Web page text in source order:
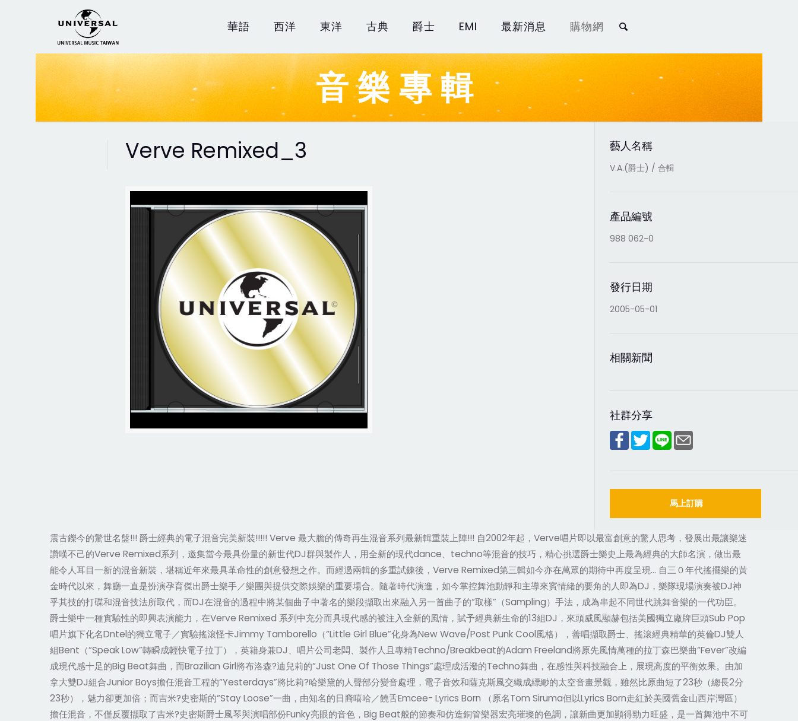
華語 西洋 東洋 古典 爵士 EMI 最新消息 購物網
音樂專輯
Verve Remixed_3 藝人名稱
V.A.(爵士) / 合輯
產品編號
988 062-0
發行日期
2005-05-01
相關新聞
社群分享
馬上訂購
震古鑠今的驚世名盤!!! 爵士經典的電子混音完美新裝!!!!! Verve 最大膽的傳奇再生混音系列最新輯重裝上陣!!! 自2002年起，Verve唱片即以最富創意的驚人思考，發展出最讓樂迷
讚嘆不己的Verve Remixed系列，邀集當今最具份量的新世代DJ群與製作人，用全新的現代dance、techno等混音的技巧，精心挑選爵士樂史上最為經典的大師名演，做出最
能令人耳目一新的混音新裝，堪稱近年來最具革命性的創意發想之作。而經過兩輯的多重試鍊後，Verve Remixed第三輯如今亦在萬眾的期待中再度呈現… 自三０年代搖擺樂的黃
金時代以來，舞廳一直是扮演孕育傑出爵士樂手／樂團與提供交際娛樂的重要場合。隨著時代演進，如今掌控舞池動靜和主導來賓情緒的要角的人即為DJ，樂隊現場演奏被DJ神
乎其技的打碟和混音技法所取代，而DJ在混音的過程中將某個曲子中著名的樂段擷取出來融入另一首曲子的“取樣”（Sampling）手法，成為串起不同世代跳舞音樂的一代功臣。
爵士樂中一種實驗性的即興表演能力，在Verve Remixed 系列中充分而具現代感的被注入全新的風情，賦予經典新生命的13組DJ，來頭威風顯赫包括美國獨立廠牌巨頭Sub Pop
唱片旗下化名Dntel的獨立電子／實驗搖滾怪卡Jimmy Tamborello（“Little Girl Blue”化身為New Wave/Post Punk Cool風格），善唱擷取爵士、搖滾經典精華的英倫DJ雙人
組Bent（“Speak Low”轉瞬成輕快電子拉丁），英籍身兼DJ、唱片公司老闆、製作人且專精Techno/Breakbeat的Adam Freeland將原先風情萬種的拉丁森巴樂曲“Fever”改編
成現代感十足的Big Beat舞曲，而Brazilian Girl將布洛森?迪兒莉的“Just One Of Those Things”處理成活潑的Techno舞曲，在感性與科技融合上，展現高度的平衡效果。由加
拿大雙DJ組合Junior Boys擔任混音工程的“Yesterdays”將比莉?哈樂黛的人聲部分變音處理，電子音效和薩克斯風交織成縹緲的太空音畫景觀，雖然比原曲短了23秒（總長2分
23秒），魅力卻更加倍；而吉米?史密斯的“Stay Loose”一曲，由知名的日裔嘻哈／饒舌Emcee- Lyrics Born （原名Tom Siruma但以Lyrics Born走紅於美國舊金山西岸灣區）
擔任混音，不僅反覆擷取了吉米?史密斯爵士風琴與演唱部份Funky亮眼的音色，Big Beat般的節奏和仿造銅管樂器宏亮璀璨的色調，讓新曲更加顯得勁力旺盛，是一首舞池中不可